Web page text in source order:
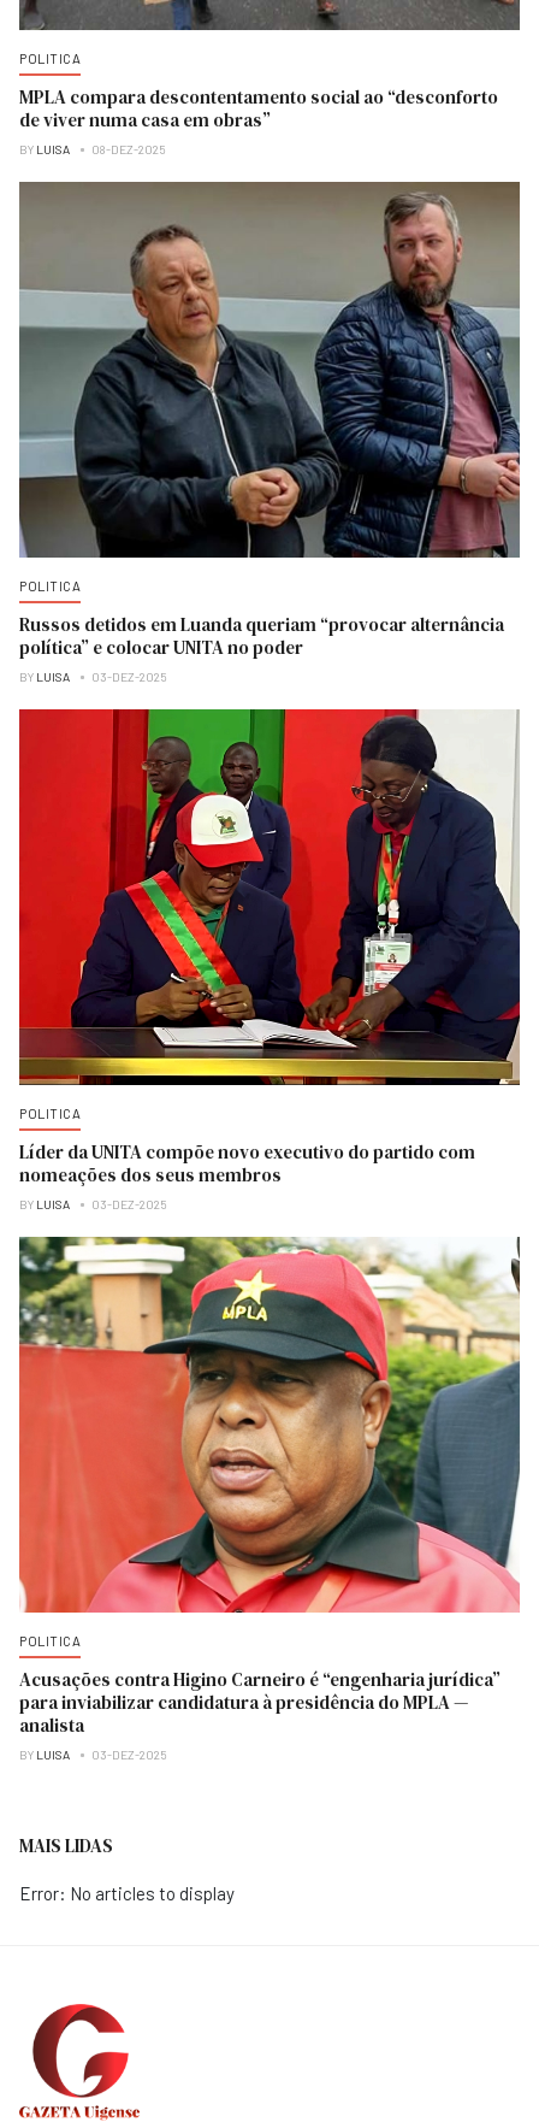
POLITICA
MPLA compara descontentamento social ao “desconforto
de viver numa casa em obras”
BY LUISA 08-DEZ-2025
POLITICA
Russos detidos em Luanda queriam “provocar alternância
política” e colocar UNITA no poder
BY LUISA 03-DEZ-2025
POLITICA
Líder da UNITA compõe novo executivo do partido com
nomeações dos seus membros
BY LUISA 03-DEZ-2025
POLITICA
Acusações contra Higino Carneiro é “engenharia jurídica”
para inviabilizar candidatura à presidência do MPLA —
analista
BY LUISA 03-DEZ-2025
MAIS LIDAS
Error: No articles to display